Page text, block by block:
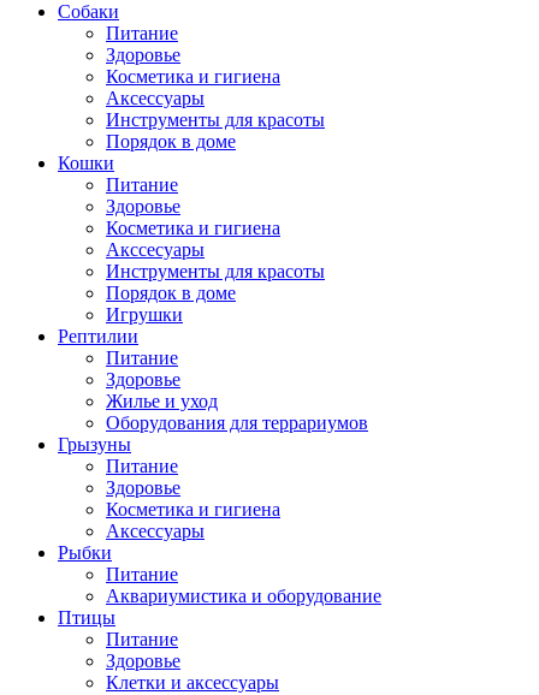
Собаки
Питание
Здоровье
Косметика и гигиена
Аксессуары
Инструменты для красоты
Порядок в доме
Кошки
Питание
Здоровье
Косметика и гигиена
Акссесуары
Инструменты для красоты
Порядок в доме
Игрушки
Рептилии
Питание
Здоровье
Жилье и уход
Оборудования для террариумов
Грызуны
Питание
Здоровье
Косметика и гигиена
Аксессуары
Рыбки
Питание
Аквариумистика и оборудование
Птицы
Питание
Здоровье
Клетки и аксессуары